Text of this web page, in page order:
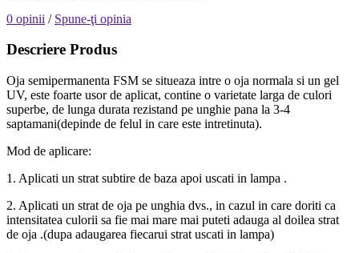
0 opinii / Spune-ţi opinia
Descriere Produs
Oja semipermanenta FSM se situeaza intre o oja normala si un gel
UV, este foarte usor de aplicat, contine o varietate larga de culori
superbe, de lunga durata rezistand pe unghie pana la 3-4
saptamani(depinde de felul in care este intretinuta).
Mod de aplicare:
1. Aplicati un strat subtire de baza apoi uscati in lampa .
2. Aplicati un strat de oja pe unghia dvs., in cazul in care doriti ca
intensitatea culorii sa fie mai mare mai puteti adauga al doilea strat
de oja .(dupa adaugarea fiecarui strat uscati in lampa)